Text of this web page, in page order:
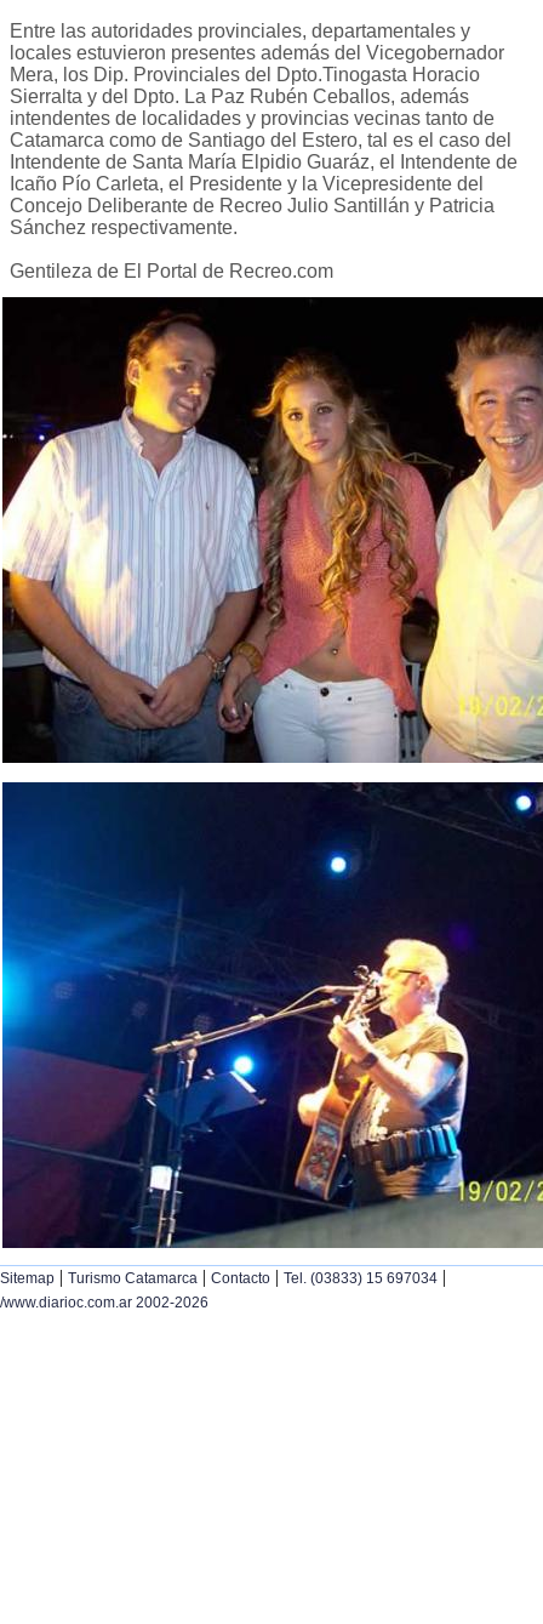
Entre las autoridades provinciales, departamentales y
locales estuvieron presentes además del Vicegobernador
Mera, los Dip. Provinciales del Dpto.Tinogasta Horacio
Sierralta y del Dpto. La Paz Rubén Ceballos, además
intendentes de localidades y provincias vecinas tanto de
Catamarca como de Santiago del Estero, tal es el caso del
Intendente de Santa María Elpidio Guaráz, el Intendente de
Icaño Pío Carleta, el Presidente y la Vicepresidente del
Concejo Deliberante de Recreo Julio Santillán y Patricia
Sánchez respectivamente.
Gentileza de El Portal de Recreo.com
Sitemap | Turismo Catamarca | Contacto | Tel. (03833) 15 697034 |
/www.diarioc.com.ar 2002-2026